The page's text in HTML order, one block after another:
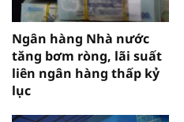
Ngân hàng Nhà nước
tăng bơm ròng, lãi suất
liên ngân hàng thấp kỷ
lục